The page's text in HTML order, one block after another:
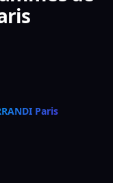
Paris